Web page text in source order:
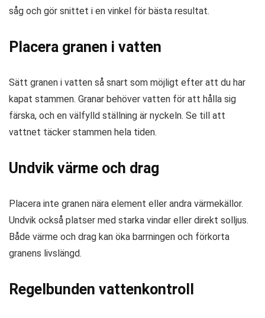
såg och gör snittet i en vinkel för bästa resultat.
Placera granen i vatten
Sätt granen i vatten så snart som möjligt efter att du har
kapat stammen. Granar behöver vatten för att hålla sig
färska, och en välfylld ställning är nyckeln. Se till att
vattnet täcker stammen hela tiden.
Undvik värme och drag
Placera inte granen nära element eller andra värmekällor.
Undvik också platser med starka vindar eller direkt solljus.
Både värme och drag kan öka barrningen och förkorta
granens livslängd.
Regelbunden vattenkontroll